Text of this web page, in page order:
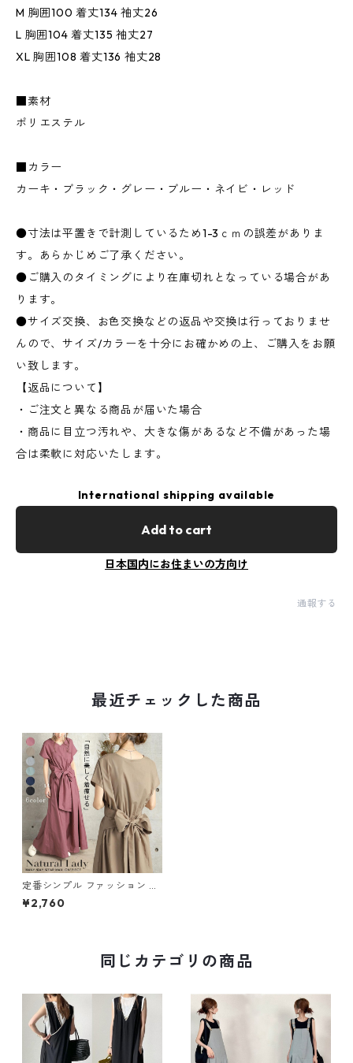
M 胸囲100 着丈134 袖丈26
L 胸囲104 着丈135 袖丈27
XL 胸囲108 着丈136 袖丈28
■素材
ポリエステル
■カラー
カーキ・ブラック・グレー・ブルー・ネイビ・レッド
●寸法は平置きで計測しているため1-3ｃｍの誤差がありま
す。あらかじめご了承ください。
●ご購入のタイミングにより在庫切れとなっている場合があ
ります。
●サイズ交換、お色交換などの返品や交換は行っておりませ
んので、サイズ/カラーを十分にお確かめの上、ご購入をお願
い致します。
【返品について】
・ご注文と異なる商品が届いた場合
・商品に目立つ汚れや、大きな傷があるなど不備があった場
合は柔軟に対応いたします。
International shipping available
Add to cart
日本国内にお住まいの方向け
通報する
最近チェックした商品
定番シンプル ファッション 半
袖 バックリボン 6色展開ワン
ピース m-734
¥2,760
同じカテゴリの商品